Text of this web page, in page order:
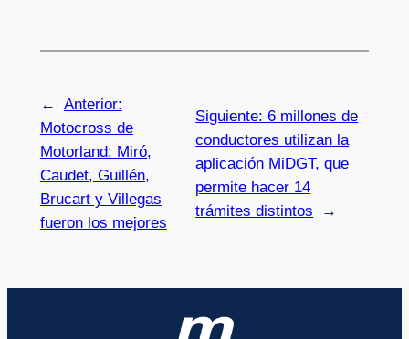
←
Anterior:
Motocross de
Motorland: Miró,
Caudet, Guillén,
Brucart y Villegas
fueron los mejores
Siguiente:6 millones de
conductores utilizan la
aplicación MiDGT, que
permite hacer 14
trámites distintos
→